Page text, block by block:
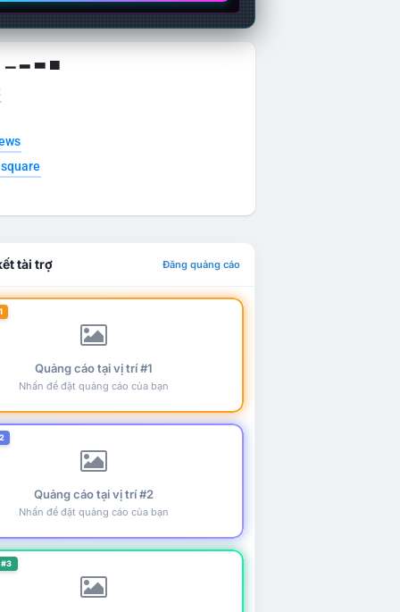
▁ ▂ ▃ ▄
tài trợ Đăng quảng cáo
Quảng cáo tại vị trí #1
Nhấn để đặt quảng cáo của bạn
Quảng cáo tại vị trí #2
Nhấn để đặt quảng cáo của bạn